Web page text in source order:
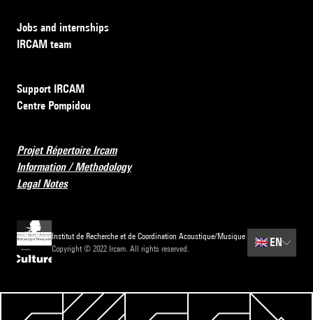
Jobs and internships
IRCAM team
Support IRCAM
Centre Pompidou
Projet Répertoire Ircam
Information / Methodology
Legal Notes
Institut de Recherche et de Coordination Acoustique/Musique
Copyright © 2022 Ircam. All rights reserved.
🇬🇧 EN